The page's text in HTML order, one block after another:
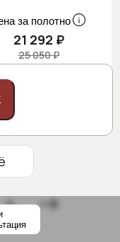
за полотно
21 292 ₽
25 050 ₽
5